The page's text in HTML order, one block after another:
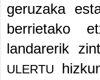
geruzaka
berrietako
landarerik
ULERTU